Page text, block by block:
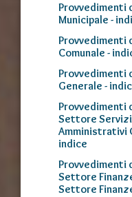
Provvedimenti
Municipale -
Provvedimenti
Comunale -
Provvedimenti
Generale -
Provvedimenti
Settore Servizi
Amministrativi
indice
Provvedimenti
Settore
Settore